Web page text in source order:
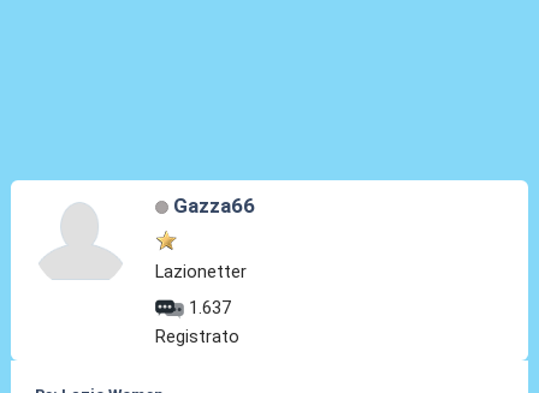
Gazza66
Lazionetter
1.637
Registrato